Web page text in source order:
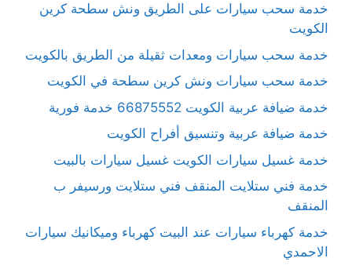
خدمة سحب سيارات على الطريق ونش سطحة كرين
الكويت
خدمة سحب سيارات ومعدات ثقيلة من الطريق بالكويت
خدمة سحب سيارات ونش كرين سطحة في الكويت
خدمة ضيافة عربية الكويت 66875552 خدمة فورية
خدمة ضيافة عربية وتنسيق أفراح الكويت
خدمة غسيل سيارات الكويت غسيل سيارات بالبيت
خدمة فني ستلايت المنقف فني ستلايت ورسيفر ب
المنقف
خدمة كهرباء سيارات عند البيت كهرباء وميكانيك سيارات
الاحمدي